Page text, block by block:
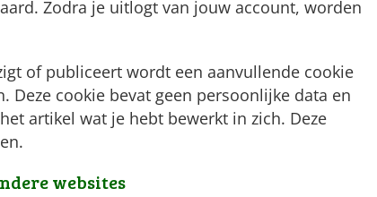
Zodra je uitlogt van jouw account, worden
of publiceert wordt een aanvullende cookie
Deze cookie bevat geen persoonlijke data en
artikel wat je hebt bewerkt in zich. Deze
websites